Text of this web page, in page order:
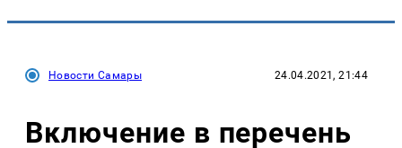
Новости Самары 24.04.2021, 21:44
Включение в перечень